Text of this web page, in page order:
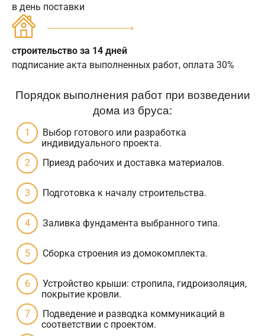
в день поставки
строительство за 14 дней
подписание акта выполненных работ, оплата 30%
Порядок выполнения работ при возведении
дома из бруса:
Выбор готового или разработка
индивидуального проекта.
Приезд рабочих и доставка материалов.
Подготовка к началу строительства.
Заливка фундамента выбранного типа.
Сборка строения из домокомплекта.
Устройство крыши: стропила, гидроизоляция,
покрытие кровли.
Подведение и разводка коммуникаций в
соответствии с проектом.